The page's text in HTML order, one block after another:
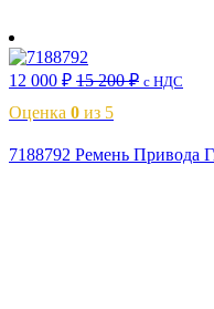
12 000 ₽ 15 200₽ с НДС
Оценка 0 из 5
7188792 Ремень Привода